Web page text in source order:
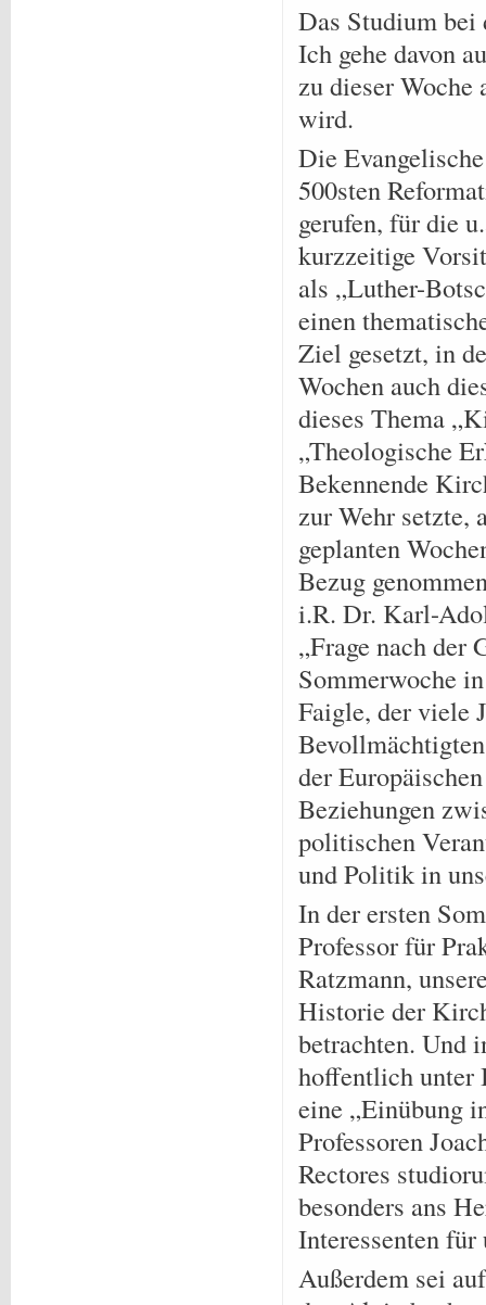
Das Studium bei
Ich gehe davon
zu dieser
wird.
Die
500sten
gerufen, für die
kurzzeitige
als „Luther-
einen
Ziel gesetzt, in
Wochen auch
dieses Thema
„Theologische
Bekennende
zur Wehr setzte,
geplanten
Bezug
i.R. Dr. Karl-
„Frage nach der
Sommerwoche
Faigle, der viele
der
Beziehungen
politischen
und Politik in
In der ersten
Professor für
Ratzmann,
Historie der
betrachten. Und
hoffentlich unter
eine „Einübung
Professoren
Rectores
besonders ans
Interessenten
Außerdem sei